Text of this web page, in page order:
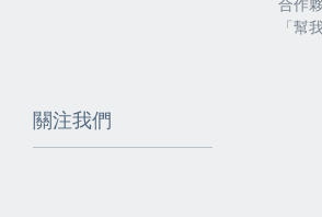
合作
「幫
關注我們